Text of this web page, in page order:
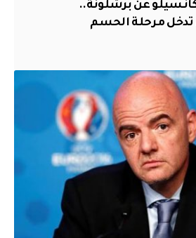
كانسيلو عن برشلونة..
تدخل مرحلة الحسم